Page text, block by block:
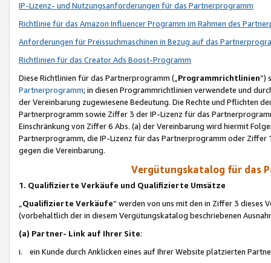
IP-Lizenz- und Nutzungsanforderungen für das Partnerprogramm
Richtlinie für das Amazon Influencer Programm im Rahmen des
Anforderungen für Preissuchmaschinen in Bezug auf das
Richtlinien für das Creator Ads Boost-Programm
Diese Richtlinien für das Partnerprogramm („Programmrichtlinien“)
Partnerprogramm; in diesen Programmrichtlinien verwendete und
der Vereinbarung zugewiesene Bedeutung. Die Rechte und Pflichten
Partnerprogramm sowie Ziffer 3 der IP-Lizenz für das
Einschränkung von Ziffer 6 Abs. (a) der Vereinbarung wird hiermit
Partnerprogramm, die IP-Lizenz für das Partnerprogramm oder
gegen die Vereinbarung.
Vergütungskatalog für das
1. Qualifizierte Verkäufe und Qualifizierte Umsätze
Qualifizierte Verkäufe“ werden von uns mit den in Ziffer 3
(vorbehaltlich der in diesem Vergütungskatalog beschriebenen
(a) Partner- Link auf Ihrer Site:
i. ein Kunde durch Anklicken eines auf Ihrer Website platzierten